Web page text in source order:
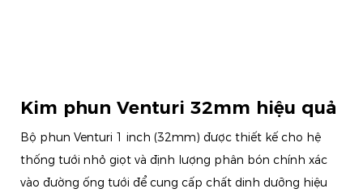
Kim phun Venturi 32mm hiệu quả
Bộ phun Venturi 1 inch (32mm) được thiết kế cho hệ
thống tưới nhỏ giọt và định lượng phân bón chính xác
vào đường ống tưới để cung cấp chất dinh dưỡng hiệu